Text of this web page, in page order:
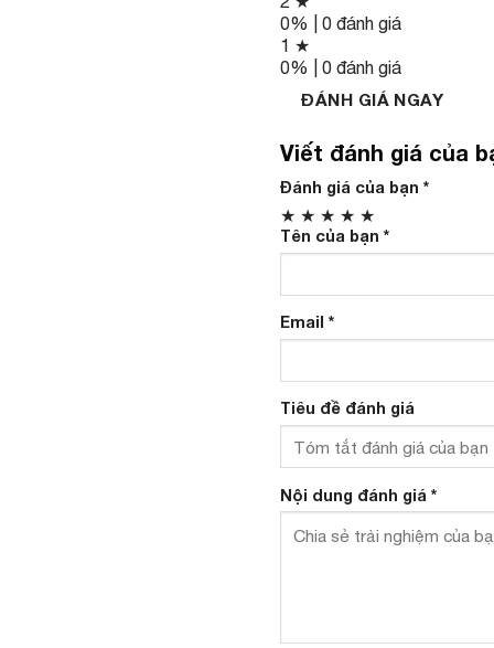
0% | 0 đánh giá
1 ★
0% | 0 đánh giá
ĐÁNH GIÁ NGAY
Viết đánh giá của
Đánh giá của bạn *
★ ★ ★ ★ ★
Tên của bạn *
Email *
Tiêu đề đánh giá
Nội dung đánh giá *